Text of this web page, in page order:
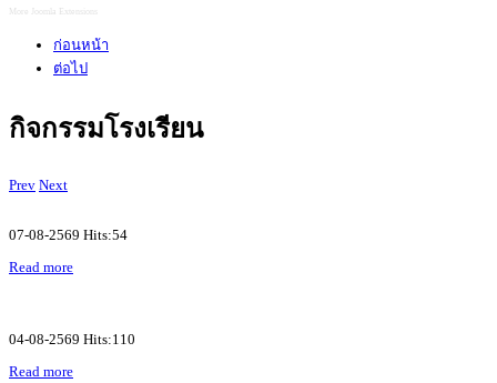
More Joomla Extensions
ก่อนหน้า
ต่อไป
กิจกรรมโรงเรียน
Prev Next
07-08-2569 Hits:54
Read more
04-08-2569 Hits:110
Read more